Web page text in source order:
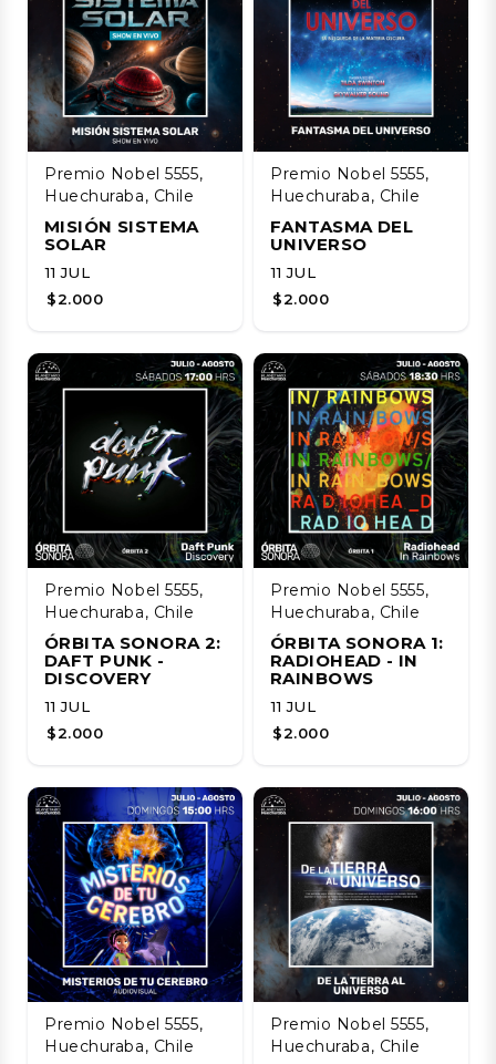
Premio Nobel 5555,
Huechuraba, Chile
MISIÓN SISTEMA
SOLAR
11 JUL
$2.000
Premio Nobel 5555,
Huechuraba, Chile
FANTASMA DEL
UNIVERSO
11 JUL
$2.000
Premio Nobel 5555,
Huechuraba, Chile
ÓRBITA SONORA 2:
DAFT PUNK -
DISCOVERY
11 JUL
$2.000
Premio Nobel 5555,
Huechuraba, Chile
ÓRBITA SONORA 1:
RADIOHEAD - IN
RAINBOWS
11 JUL
$2.000
Premio Nobel 5555,
Huechuraba, Chile
Premio Nobel 5555,
Huechuraba, Chile